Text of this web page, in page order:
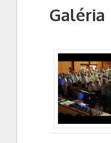
Galéria